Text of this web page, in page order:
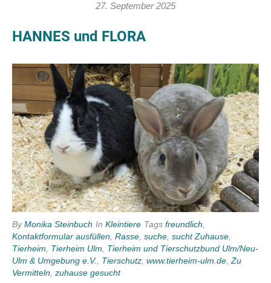
27. September 2025
HANNES und FLORA
ByMonika Steinbuch In Kleintiere Tags freundlich
Kontaktformular ausfüllen Rasse suche sucht Zuhause
Tierheim
Tierheim Ulm
Tierheim und Tierschutzbund Ulm/Neu-
Ulm & Umgebung e.V.
Tierschutz www.tierheim-ulm.de Zu
Vermitteln zuhause gesucht